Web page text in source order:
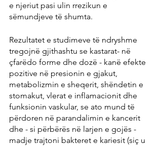
e njeriut pasi ulin rrezikun e
sëmundjeve të shumta.
Rezultatet e studimeve të ndryshme
tregojnë gjithashtu se kastarat- në
çfarëdo forme dhe dozë - kanë efekte
pozitive në presionin e gjakut,
metabolizmin e sheqerit, shëndetin e
stomakut, vlerat e inflamacionit dhe
funksionin vaskular, se ato mund të
përdoren në parandalimin e kancerit
dhe - si përbërës në larjen e gojës -
madje trajtoni bakteret e kariesit (siç u